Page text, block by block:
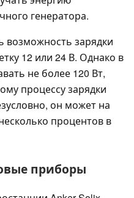
генератора.
зарядки
12 или 24 В. Однако в
не более 120 Вт,
процессу зарядки
он может на
процентов в
приборы